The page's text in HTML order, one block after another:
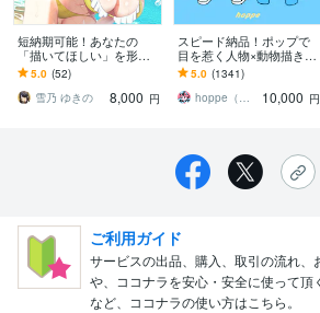
短納期可能！あなたの
「描いてほしい」を形に
します ミニキャラ、アイ
コン、スチル、一枚絵と
幅広く対応します！
5.0 (52)
雪乃 ゆきの
8,000 円
スピード納品！ポップで
目を惹く人物×動物描きま
す 挿絵・動画・グッズな
ど鮮やかな配色で個性を
出したい方へ
5.0 (1341)
hoppe（ほっぺ）
10,000 円
ご利用ガイド
サービスの出品、購入、取引の流れ、
や、ココナラを安心・安全に使って頂
など、ココナラの使い方はこちら。